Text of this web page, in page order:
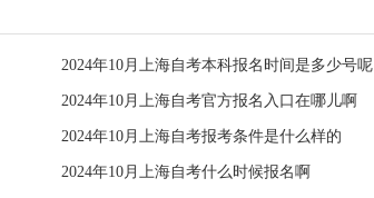
2024年10月上海自考本科报名时间是多少号呢
2024年10月上海自考官方报名入口在哪儿啊
2024年10月上海自考报考条件是什么样的
2024年10月上海自考什么时候报名啊